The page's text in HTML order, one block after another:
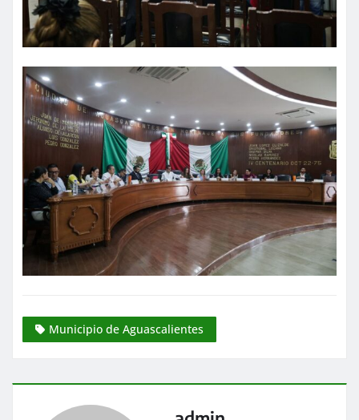
Municipio de Aguascalientes